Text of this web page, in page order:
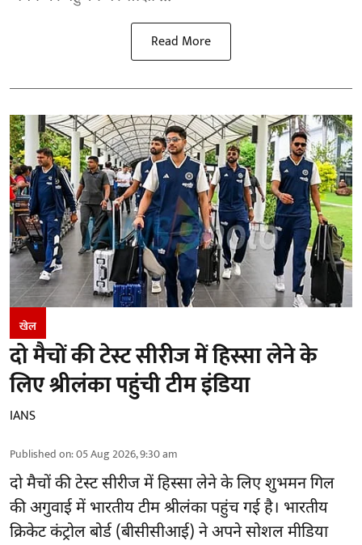
Read More
खेल
दो मैचों की टेस्ट सीरीज में हिस्सा लेने के
लिए श्रीलंका पहुंची टीम इंडिया
IANS
Published on:05 Aug 2026, 9:30 am
दो मैचों की टेस्ट सीरीज में हिस्सा लेने के लिए शुभमन गिल
की अगुवाई में भारतीय टीम श्रीलंका पहुंच गई है। भारतीय
क्रिकेट कंट्रोल बोर्ड (बीसीसीआई) ने अपने सोशल मीडिया